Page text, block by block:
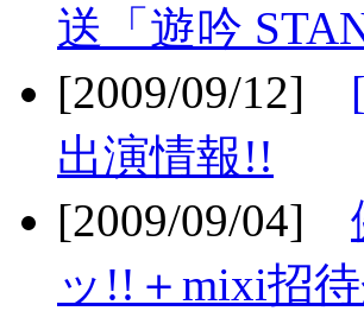
送「遊吟
[2009/09/12]
出演情報!!
[2009/09/04]
ッ!!＋mixi招